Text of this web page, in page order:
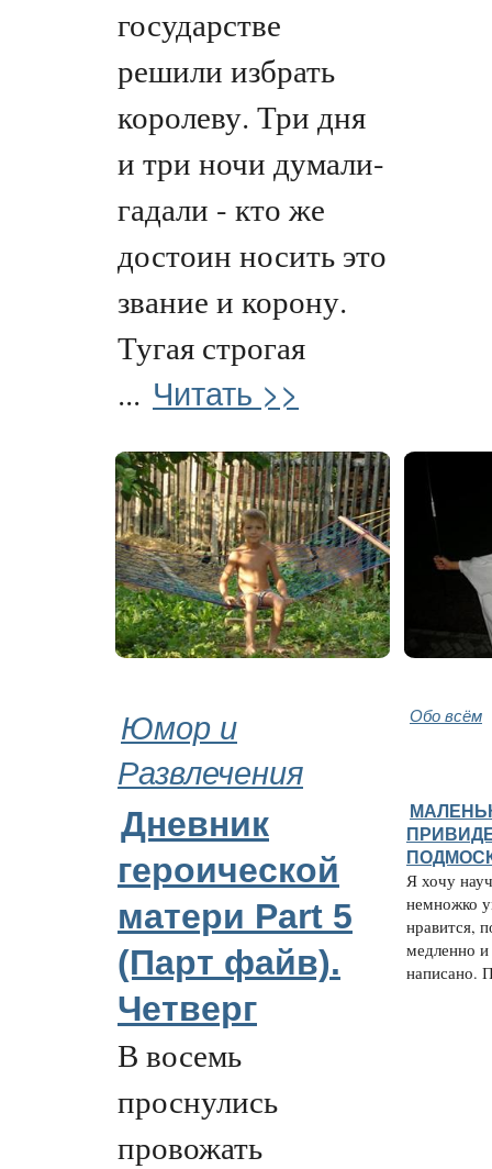
государстве
решили избрать
королеву. Три дня
и три ночи думали-
гадали - кто же
достоин носить это
звание и корону.
Тугая строгая
... Читать >>
Юмор и
Развлечения
Обо всём
Дневник
героической
матери Part 5
(Парт файв).
Четверг
В восемь
проснулись
провожать
Я хочу
немножко
нравится,
медленно
написано.